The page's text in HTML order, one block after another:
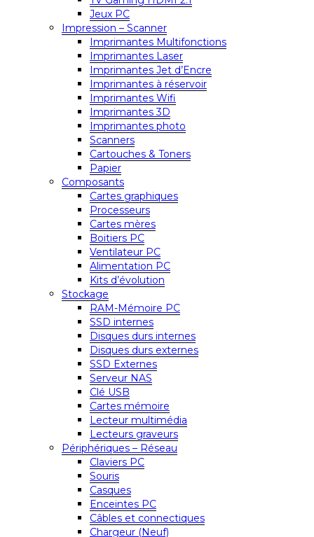
Jeux PC
Impression – Scanner
Imprimantes Multifonctions
Imprimantes Laser
Imprimantes Jet d’Encre
Imprimantes à réservoir
Imprimantes Wifi
Imprimantes 3D
Imprimantes photo
Scanners
Cartouches & Toners
Papier
Composants
Cartes graphiques
Processeurs
Cartes mères
Boitiers PC
Ventilateur PC
Alimentation PC
Kits d’évolution
Stockage
RAM-Mémoire PC
SSD internes
Disques durs internes
Disques durs externes
SSD Externes
Serveur NAS
Clé USB
Cartes mémoire
Lecteur multimédia
Lecteurs graveurs
Périphériques – Réseau
Claviers PC
Souris
Casques
Enceintes PC
Câbles et connectiques
Chargeur (Neuf)